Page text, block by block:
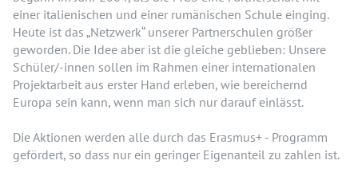
einer italienischen und einer rumänischen Schule einging.
Heute ist das „Netzwerk“ unserer Partnerschulen größer
geworden. Die Idee aber ist die gleiche geblieben: Unsere
Schüler/-innen sollen im Rahmen einer internationalen
Projektarbeit aus erster Hand erleben, wie bereichernd
Europa sein kann, wenn man sich nur darauf einlässt.
Die Aktionen werden alle durch das Erasmus+ - Programm
gefördert, so dass nur ein geringer Eigenanteil zu zahlen ist.